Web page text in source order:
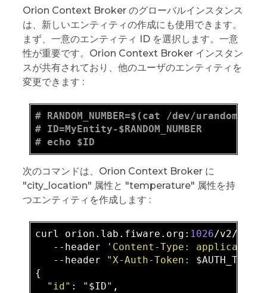
Orion Context Broker のグローバルインスタンス
は、新しいエンティティの作成にも使用できます。
まず、一意のエンティティ ID を選択します。一意
性が重要です。Orion Context Broker インスタン
スが共有されており、他のユーザのエンティティを
変更できます :
# RANDOM_NUMBER=$(cat /dev/
# ID=MyEntity-$RANDOM_NUMBER
# echo $ID
次のコマンドは、Orion Context Broker に
"city_location" 属性と "temperature" 属性を持
つエンティティを作成します :
curl orion.lab.fiware.org: 1026/v2/
   --header
'Content-Type:
   --header
"X-Auth-Token: $AUTH_TOKEN
{
"id" : " $ID" ,